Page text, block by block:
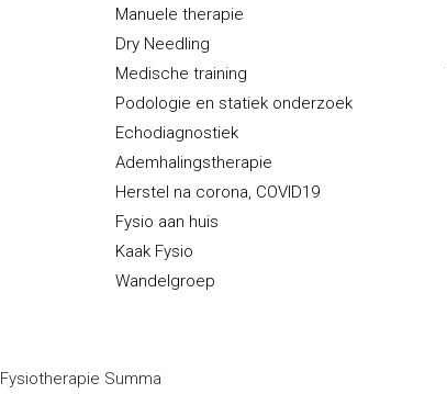
Manuele therapie
Dry Needling
Medische training
Podologie en statiek onderzoek
Echodiagnostiek
Ademhalingstherapie
Herstel na corona, COVID19
Fysio aan huis
Kaak Fysio
Wandelgroep
Fysiotherapie Summa